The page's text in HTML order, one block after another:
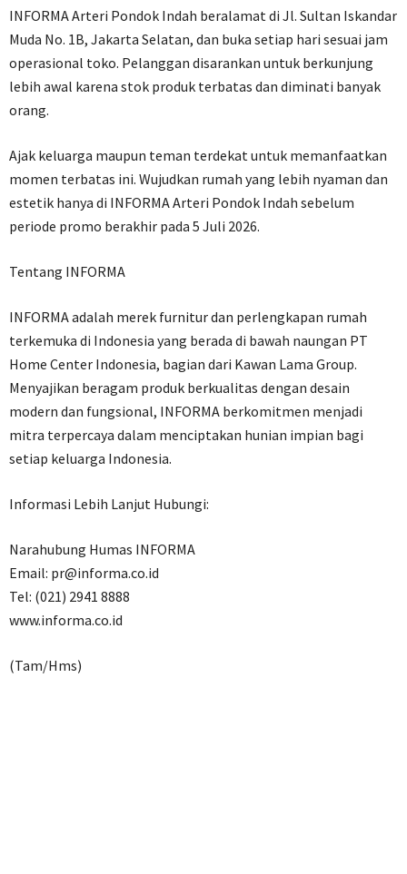
INFORMA Arteri Pondok Indah beralamat di Jl. Sultan Iskandar
Muda No. 1B, Jakarta Selatan, dan buka setiap hari sesuai jam
operasional toko. Pelanggan disarankan untuk berkunjung
lebih awal karena stok produk terbatas dan diminati banyak
orang.
Ajak keluarga maupun teman terdekat untuk memanfaatkan
momen terbatas ini. Wujudkan rumah yang lebih nyaman dan
estetik hanya di INFORMA Arteri Pondok Indah sebelum
periode promo berakhir pada 5 Juli 2026.
Tentang INFORMA
INFORMA adalah merek furnitur dan perlengkapan rumah
terkemuka di Indonesia yang berada di bawah naungan PT
Home Center Indonesia, bagian dari Kawan Lama Group.
Menyajikan beragam produk berkualitas dengan desain
modern dan fungsional, INFORMA berkomitmen menjadi
mitra terpercaya dalam menciptakan hunian impian bagi
setiap keluarga Indonesia.
Informasi Lebih Lanjut Hubungi:
Narahubung Humas INFORMA
Email: pr@informa.co.id
Tel: (021) 2941 8888
www.informa.co.id
(Tam/Hms)